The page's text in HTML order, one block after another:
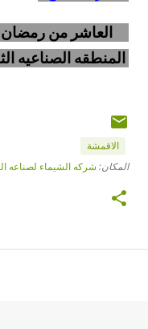
العاشر من
المنطقه الصناعيه
الاقمشة
المكان: شركه الشيماء لصناعه